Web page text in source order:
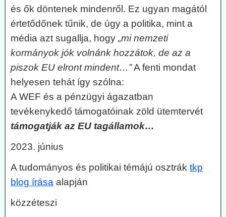
és ők döntenek mindenről. Ez ugyan magától
értetődőnek tűnik, de úgy a politika, mint a
média azt sugallja, hogy „mi nemzeti
kormányok jók volnánk hozzátok, de az a
piszok EU elront mindent…”A fenti mondat
helyesen tehát így szólna:
A WEF és a pénzügyi ágazatban
tevékenykedő támogatóinak zöld ütemtervét
támogatják az EU tagállamok…
2023. június
A tudományos és politikai témájú osztrák tkp
blog írása alapján
közzéteszi